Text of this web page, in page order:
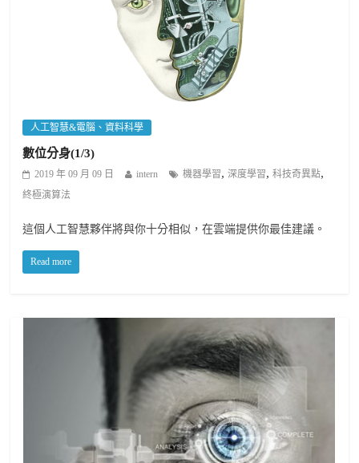
人工智慧&電腦、資料科學
數位分身(1/3)
2019 年 09 月 09 日 intern 機器學習,深度學習,科技奇異點,
終極演算法
這個人工智慧夥伴將與你十分相似，在雲端提供你最佳建議。
Read more